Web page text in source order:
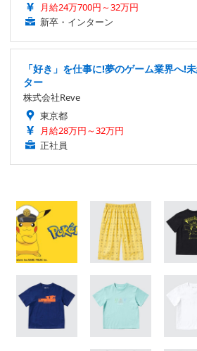
月給24万700円～32万円
新卒・インターン
「好き」を仕事に!夢のゲーム業界へ!
ター
株式会社Reve
東京都
月給28万円～32万円
正社員